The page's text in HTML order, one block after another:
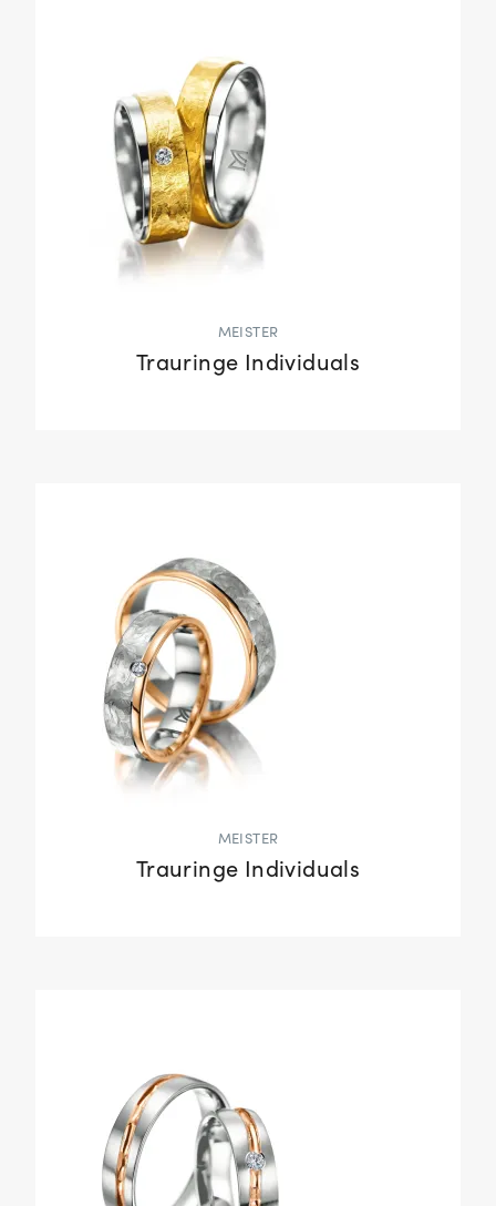
MEISTER
Trauringe Individuals
MEISTER
Trauringe Individuals